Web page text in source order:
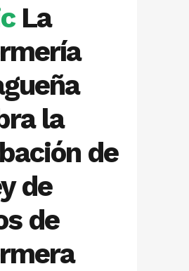
La
la
de
de
de